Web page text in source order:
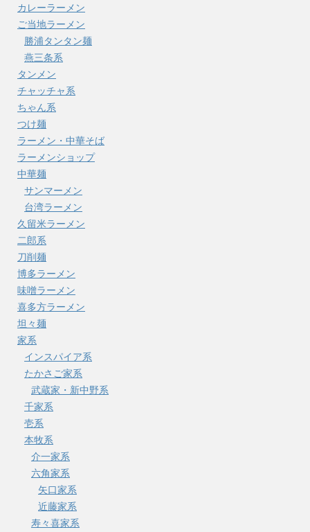
カレーラーメン
ご当地ラーメン
勝浦タンタン麺
燕三条系
タンメン
チャッチャ系
ちゃん系
つけ麺
ラーメン・中華そば
ラーメンショップ
中華麺
サンマーメン
台湾ラーメン
久留米ラーメン
二郎系
刀削麺
博多ラーメン
味噌ラーメン
喜多方ラーメン
坦々麺
家系
インスパイア系
たかさご家系
武蔵家・新中野系
千家系
壱系
本牧系
介一家系
六角家系
矢口家系
近藤家系
寿々喜家系